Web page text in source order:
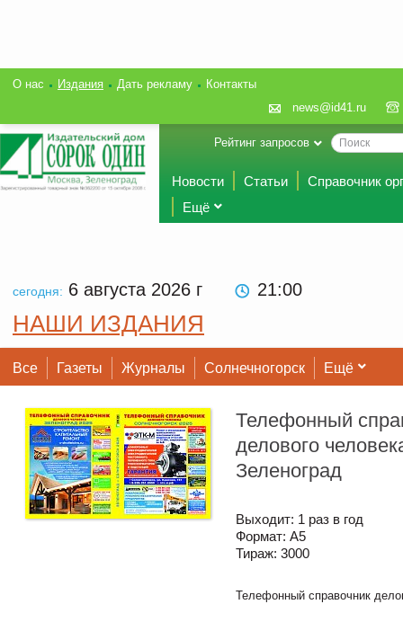
О нас Издания Дать рекламу
Контакты
news@id41.ru
Рейтинг запросов
Новости Статьи
Справочник
Ещё
сегодня: 6 августа 2026 г 21:00
НАШИ ИЗДАНИЯ
Все Газеты Журналы Солнечногорск Ещё
Телефонный
делового
Зеленоград
Выходит: 1 раз в год
Формат: А5
Тираж: 3000
Телефонный справочник